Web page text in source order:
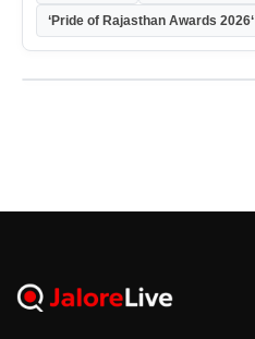
‘Pride of Rajasthan Awards 2026‘